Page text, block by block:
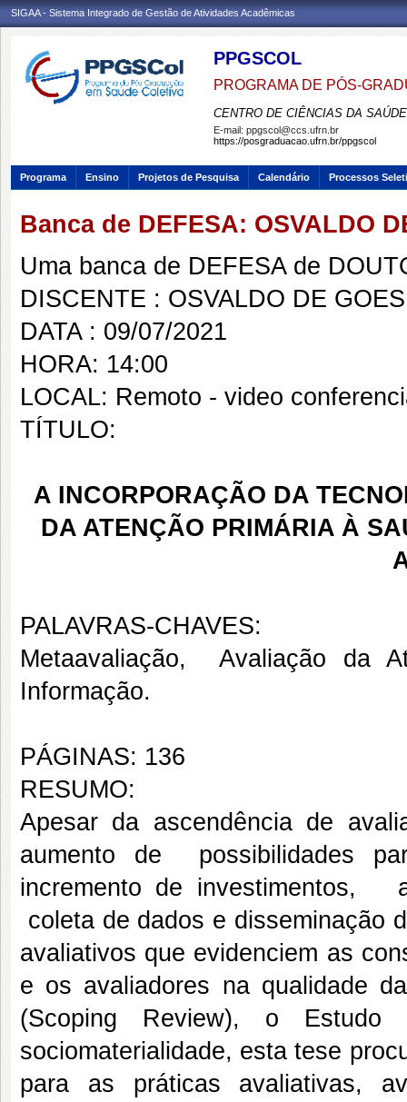
SIGAA - Sistema Integrado de Gestão de Atividades Acadêmicas
PPGSCOL
PROGRAMA DE PÓS-
CENTRO DE CIÊNCIAS DA SAÚDE
E-mail: ppgscol@ccs.ufrn.br
https://posgraduacao.ufrn.br/ppgscol
Programa Ensino Projetos de Pesquisa Calendário Processos
Banca de DEFESA: OSVALDO
Uma banca de DEFESA de
DISCENTE : OSVALDO DE
DATA : 09/07/2021
HORA: 14:00
LOCAL: Remoto - video
TÍTULO:
A INCORPORAÇÃO DA
DA ATENÇÃO PRIMÁRIA À
PALAVRAS-CHAVES:
Metaavaliação,
Avaliação da
Informação.
PÁGINAS: 136
RESUMO:
Apesar da ascendência de
aumento de possibilidades
incremento de investimentos,
coleta de dados e disseminação
avaliativos que evidenciem as
e os avaliadores na qualidade
(Scoping Review), o
sociomaterialidade, esta tese
para as práticas avaliativas,